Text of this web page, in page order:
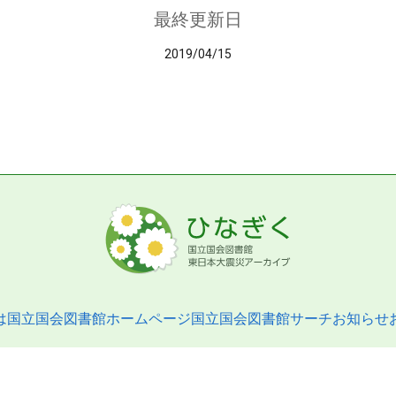
最終更新日
2019/04/15
国立国会図書館ホームページ国立国会図書館サーチお知らせ